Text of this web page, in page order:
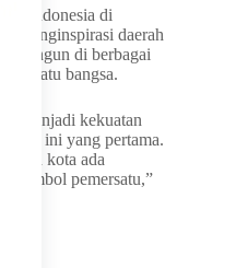
Indonesia di
menginspirasi daerah
dibangun di berbagai
bangsa.
menjadi kekuatan
ini yang pertama.
dan kota ada
simbol pemersatu,”